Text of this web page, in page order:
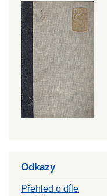
Odkazy
Přehled o díle